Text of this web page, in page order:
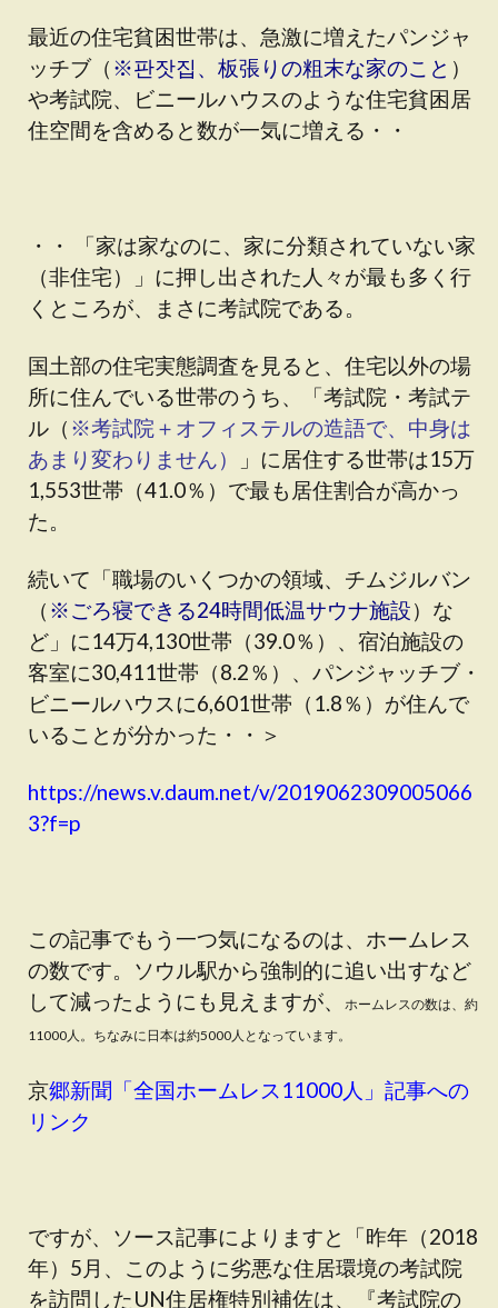
最近の住宅貧困世帯は、急激に増えたパンジャ
ッチブ（ ※판잣집、板張りの粗末な家のこと ）
や考試院、ビニールハウスのような住宅貧困居
住空間を含めると数が一気に増える・・
・・ 「家は家なのに、家に分類されていない家
（非住宅）」に押し出された人々が最も多く行
くところが、まさに考試院である。
国土部の住宅実態調査を見ると、住宅以外の場
所に住んでいる世帯のうち、「考試院・考試テ
ル（ ※考試院＋オフィステルの造語で、中身は
あまり変わりません）
」に居住する世帯は15万
1,553世帯（41.0％）で最も居住割合が高かっ
た。
続いて「職場のいくつかの領域、チムジルバン
（ ※ごろ寝できる24時間低温サウナ施設）な
ど」に14万4,130世帯（39.0％）、宿泊施設の
客室に30,411世帯（8.2％）、パンジャッチブ・
ビニールハウスに6,601世帯（1.8％）が住んで
いることが分かった・・＞
https://news.v.daum.net/v/2019062309005066
3?f=p
この記事でもう一つ気になるのは、ホームレス
の数です。ソウル駅から強制的に追い出すなど
して減ったようにも見えますが、
ホームレスの数は、約
11000人。ちなみに 日本は約5000人となっています。
京郷新聞「全国ホームレス11000人」記事への
リンク
ですが、ソース記事によりますと「昨年（2018
年）5月、このように劣悪な住居環境の考試院
を訪問したUN住居権特別補佐は、『考試院の